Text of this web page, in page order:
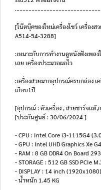
[โน๊ตบุ๊คของใหม่เครื่องโชว์ เครื่อง
A514-54-3288]
:เหมาะกับการทำงานดูหนังฟังเพล
เลย เครื่องประมวลผลไว
:เครื่องสวยมากอุปกรณ์ครบกล่อง
เกือบ1ปี
[อุปกรณ์ : ตัวเครื่อง , สายชาร์จแท้,
[ประกันศูนย์ : 30/06/2024 ]
- CPU : Intel Core i3-1115G4
- GPU : Intel UHD Graphics Xe G4
- RAM : 8 GB DDR4 On Board
- STORAGE : 512 GB SSD PCIe
- DISPLAY : 14 inch
- น้ำหนัก 1.45 KG